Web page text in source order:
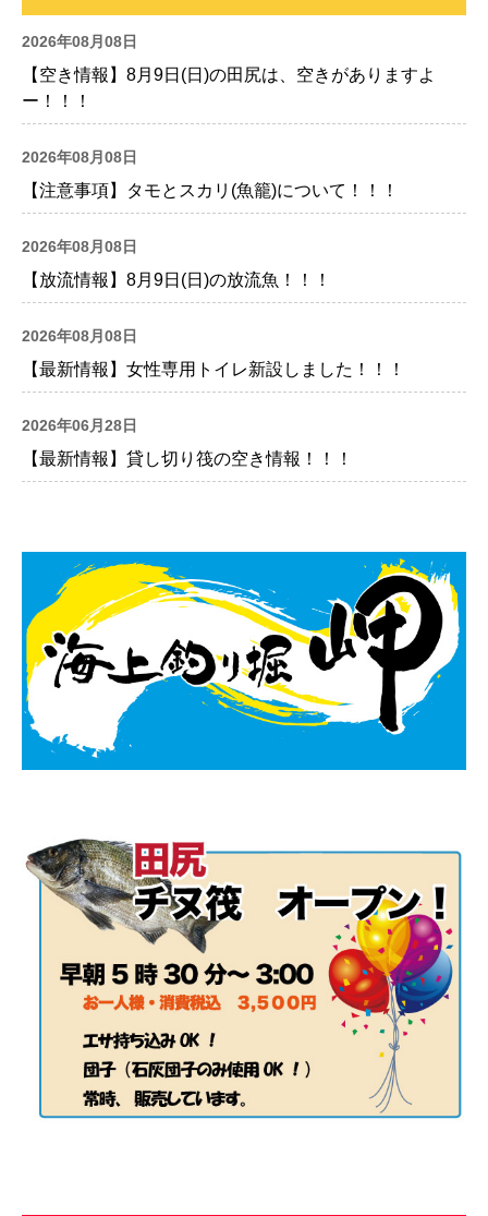
2026年08月08日
【空き情報】8月9日(日)の田尻は、空きがありますよ
ー！！！
2026年08月08日
【注意事項】タモとスカリ(魚籠)について！！！
2026年08月08日
【放流情報】8月9日(日)の放流魚！！！
2026年08月08日
【最新情報】女性専用トイレ新設しました！！！
2026年06月28日
【最新情報】貸し切り筏の空き情報！！！